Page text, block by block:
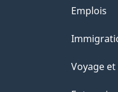
SYSTEMS INC. (2)
Thèmes
et
Emplois
Voyage